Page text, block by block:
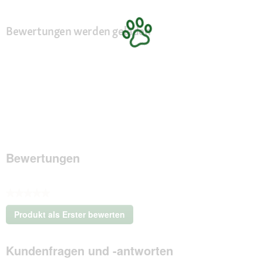
Bewertungen werden geladen
Bewertungen
Kein
Beurteilungswert
Produkt als Erster bewerten
.
dieser
Aktion
Kundenfragen und -antworten